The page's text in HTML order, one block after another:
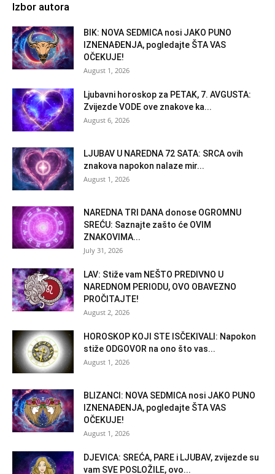
Izbor autora
BIK: NOVA SEDMICA nosi JAKO PUNO
IZNENAĐENJA, pogledajte ŠTA VAS
OČEKUJE!
August 1, 2026
Ljubavni horoskop za PETAK, 7. AVGUSTA:
Zvijezde VODE ove znakove ka...
August 6, 2026
LJUBAV U NAREDNA 72 SATA: SRCA ovih
znakova napokon nalaze mir...
August 1, 2026
NAREDNA TRI DANA donose OGROMNU
SREĆU: Saznajte zašto će OVIM
ZNAKOVIMA...
July 31, 2026
LAV: Stiže vam NEŠTO PREDIVNO U
NAREDNOM PERIODU, OVO OBAVEZNO
PROČITAJTE!
August 2, 2026
HOROSKOP KOJI STE ISČEKIVALI: Napokon
stiže ODGOVOR na ono što vas...
August 1, 2026
BLIZANCI: NOVA SEDMICA nosi JAKO PUNO
IZNENAĐENJA, pogledajte ŠTA VAS
OČEKUJE!
August 1, 2026
DJEVICA: SREĆA, PARE i LJUBAV, zvijezde su
vam SVE POSLOŽILE, ovo...